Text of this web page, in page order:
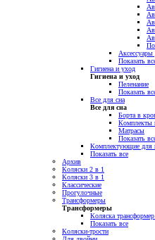
Аксессуары
Показать
Гигиена и уход
Гигиена и уход
Пеленание
Показать
Все для сна
Все для сна
Борта в
Комплекты
Матрасы
Показать
Комплектующие для
Показать все
Архив
Коляски 2 в 1
Коляски 3 в 1
Классические
Прогулочные
Трансформеры
Трансформеры
Коляска
Показать все
Коляски-трости